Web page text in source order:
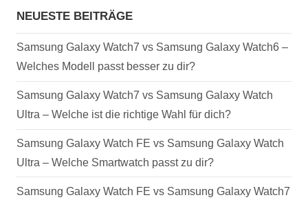
NEUESTE BEITRÄGE
Samsung Galaxy Watch7 vs Samsung Galaxy Watch6 –
Welches Modell passt besser zu dir?
Samsung Galaxy Watch7 vs Samsung Galaxy Watch
Ultra – Welche ist die richtige Wahl für dich?
Samsung Galaxy Watch FE vs Samsung Galaxy Watch
Ultra – Welche Smartwatch passt zu dir?
Samsung Galaxy Watch FE vs Samsung Galaxy Watch7